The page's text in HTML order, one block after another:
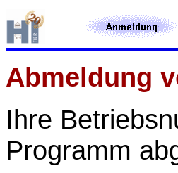
Abmeldung
Ihre
Programm